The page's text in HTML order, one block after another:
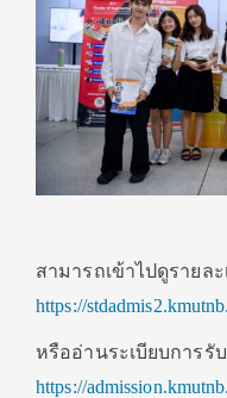
สามารถเข้าไปดูรายละ
https://
หรืออ่านระเบียบการ
https://